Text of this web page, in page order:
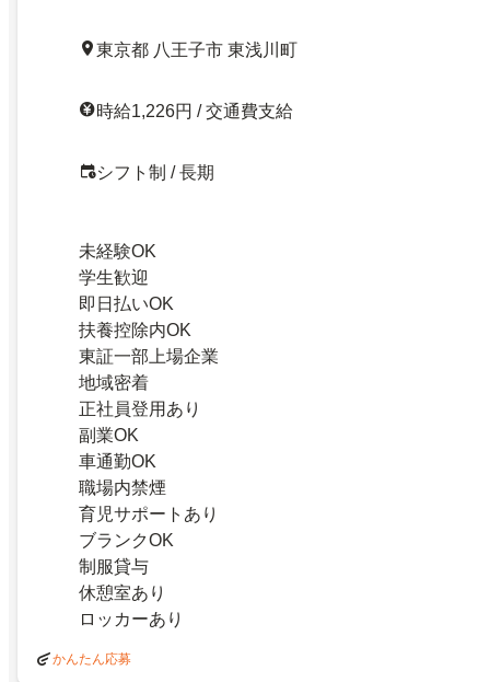
東京都 八王子市 東浅川町
時給1,226円 / 交通費支給
シフト制 / 長期
未経験OK
学生歓迎
即日払いOK
扶養控除内OK
東証一部上場企業
地域密着
正社員登用あり
副業OK
車通勤OK
職場内禁煙
育児サポートあり
ブランクOK
制服貸与
休憩室あり
ロッカーあり
かんたん応募